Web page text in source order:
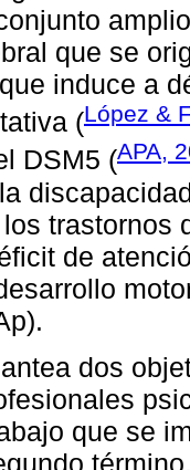
que se
induce a
(López &
DSM5 (APA,
trastornos
de
dos
que se